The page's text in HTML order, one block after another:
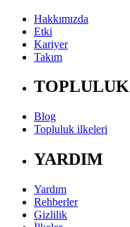
Hakkımızda
Etki
Kariyer
Takım
TOPLULUK
Blog
Topluluk ilkeleri
YARDIM
Yardım
Rehberler
Gizlilik